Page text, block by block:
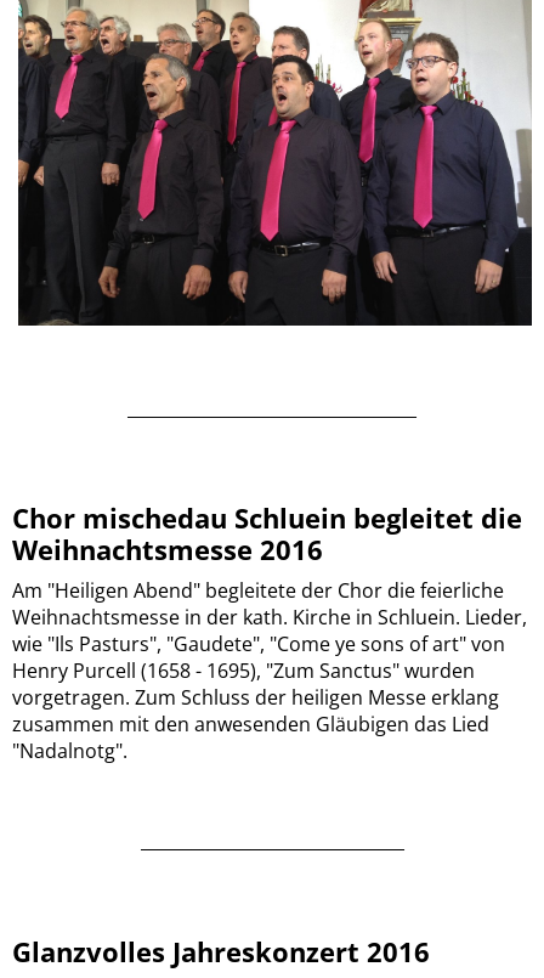
Chor mischedau Schluein begleitet die
Weihnachtsmesse 2016
Am "Heiligen Abend" begleitete der Chor die feierliche
Weihnachtsmesse in der kath. Kirche in Schluein. Lieder,
wie "Ils Pasturs", "Gaudete", "Come ye sons of art" von
Henry Purcell (1658 - 1695), "Zum Sanctus" wurden
vorgetragen. Zum Schluss der heiligen Messe erklang
zusammen mit den anwesenden Gläubigen das Lied
"Nadalnotg".
Glanzvolles Jahreskonzert 2016